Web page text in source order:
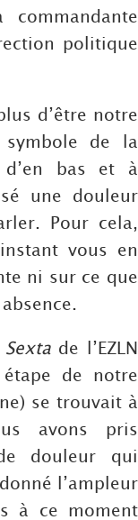
commandante
politique
d’être notre
de la
bas et à
une douleur
Pour cela,
vous en
ni sur ce que
Sextade l’EZLN
de notre
se trouvait à
avons pris
douleur qui
l’ampleur
à ce moment